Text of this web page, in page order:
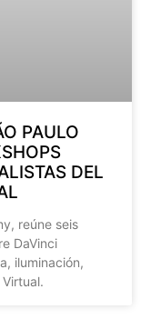
PAULO
DEL
reúne seis
DaVinci
iluminación,